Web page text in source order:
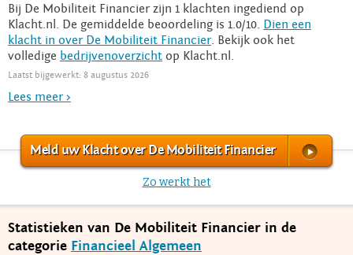
Bij De Mobiliteit Financier zijn 1 klachten ingediend op
Klacht.nl. De gemiddelde beoordeling is 1.0/10. Dien een
klacht in over De Mobiliteit Financier. Bekijk ook het
volledige bedrijvenoverzicht op Klacht.nl.
Laatst bijgewerkt: 8 augustus 2026
Lees meer >
Meld uw Klacht over De Mobiliteit Financier
Zo werkt het
Statistieken van De Mobiliteit Financier in de
categorie Financieel Algemeen